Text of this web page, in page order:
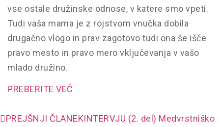
vse ostale družinske odnose, v katere smo vpeti.
Tudi vaša mama je z rojstvom vnučka dobila
drugačno vlogo in prav zagotovo tudi ona še išče
pravo mesto in pravo mero vključevanja v vašo
mlado družino.
PREBERITE VEČ
PREJŠNJI ČLANEKINTERVJU (2. del) Medvrstniško